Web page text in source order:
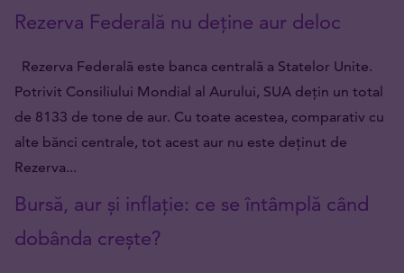
Rezerva Federală nu deține aur deloc
Rezerva Federală este banca centrală a Statelor Unite.
Potrivit Consiliului Mondial al Aurului, SUA dețin un total
de 8133 de tone de aur. Cu toate acestea, comparativ cu
alte bănci centrale, tot acest aur nu este deținut de
Rezerva...
Bursă, aur și inflație: ce se întâmplă când
dobânda crește?